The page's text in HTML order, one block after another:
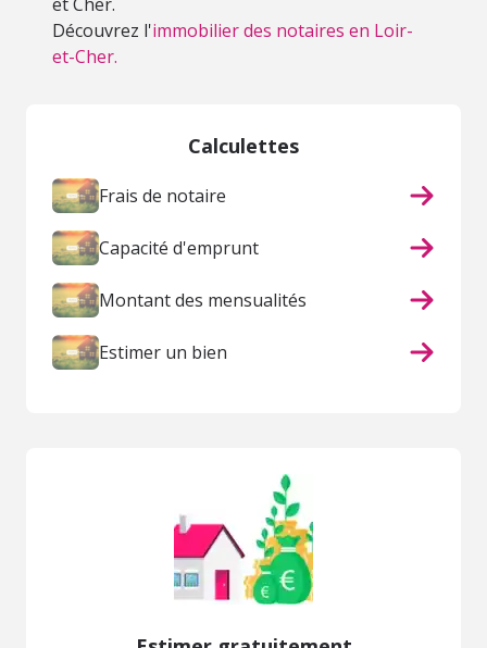
Découvrez l'immobilier des notaires en Loir-
et-Cher.
Calculettes
Frais de notaire
Capacité d'emprunt
Montant des mensualités
Estimer un bien